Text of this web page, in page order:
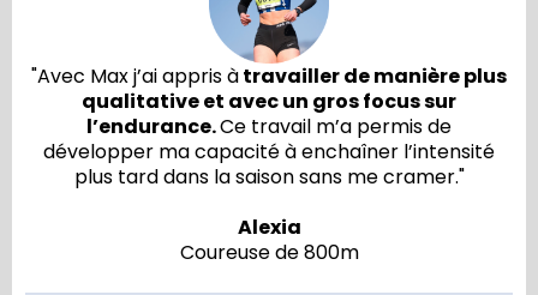
"Avec Max j’ai appris àtravailler de manière plus
qualitative et avec un gros focus sur
l’endurance.Ce travail m’a permis de
développer ma capacité à enchaîner l’intensité
plus tard dans la saison sans me cramer."
Alexia
Coureuse de 800m